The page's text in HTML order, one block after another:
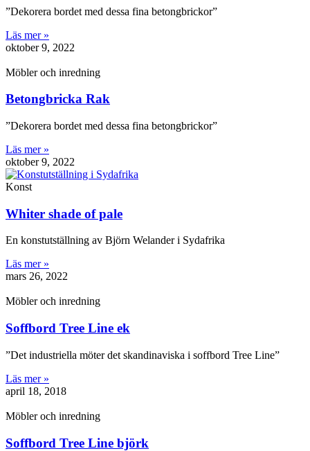
”Dekorera bordet med dessa fina betongbrickor”
Läs mer »
oktober 9, 2022
Möbler och inredning
Betongbricka Rak
”Dekorera bordet med dessa fina betongbrickor”
Läs mer »
oktober 9, 2022
Konst
Whiter shade of pale
En konstutställning av Björn Welander i Sydafrika
Läs mer »
mars 26, 2022
Möbler och inredning
Soffbord Tree Line ek
”Det industriella möter det skandinaviska i soffbord Tree Line”
Läs mer »
april 18, 2018
Möbler och inredning
Soffbord Tree Line björk